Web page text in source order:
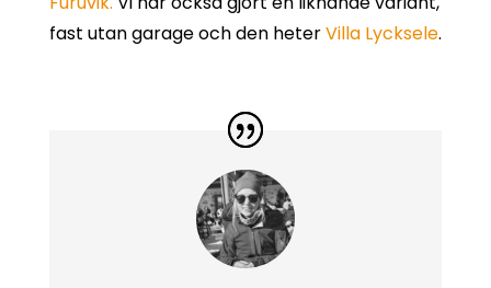
fast utan garage och den heterVilla Lycksele.